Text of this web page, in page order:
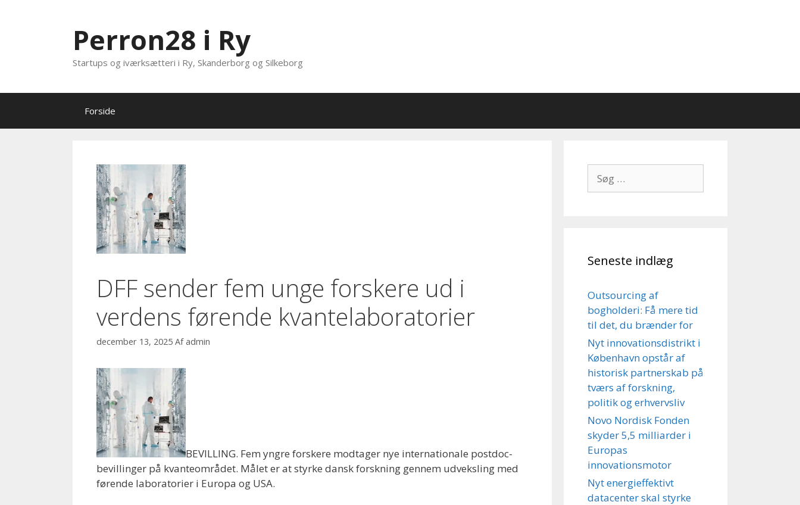
Perron28 i Ry
Startups og iværksætteri i Ry, Skanderborg og Silkeborg
Forside
DFF sender fem unge forskere ud i
verdens førende kvantelaboratorier
december 13, 2025 Afadmin
BEVILLING. Fem yngre forskere modtager nye internationale postdoc-
bevillinger på kvanteområdet. Målet er at styrke dansk forskning gennem udveksling med
førende laboratorier i Europa og USA.
efter:
Seneste indlæg
Outsourcing af
bogholderi: Få mere tid
til det, du brænder for
Nyt innovationsdistrikt i
København opstår af
historisk partnerskab på
tværs af forskning,
politik og erhvervsliv
Novo Nordisk Fonden
skyder 5,5 milliarder i
Europas
innovationsmotor
Nyt energieffektivt
datacenter skal styrke